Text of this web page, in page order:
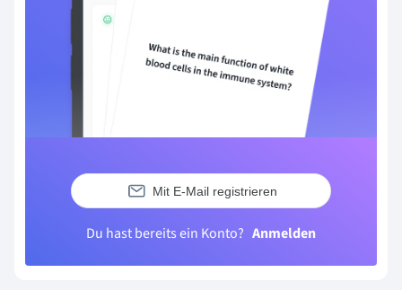
Mit E-Mail registrieren
Du hast bereits ein Konto? Anmelden